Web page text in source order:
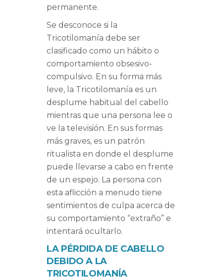
permanente.
Se desconoce si la
Tricotilomanía debe ser
clasificado como un hábito o
comportamiento obsesivo-
compulsivo. En su forma más
leve, la Tricotilomanía es un
desplume habitual del cabello
mientras que una persona lee o
ve la televisión. En sus formas
más graves, es un patrón
ritualista en donde el desplume
puede llevarse a cabo en frente
de un espejo. La persona con
esta aflicción a menudo tiene
sentimientos de culpa acerca de
su comportamiento “extraño” e
intentará ocultarlo.
LA PÉRDIDA DE CABELLO
DEBIDO A LA
TRICOTILOMANÍA